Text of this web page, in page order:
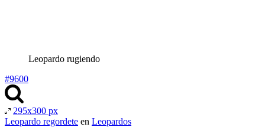
Leopardo rugiendo
#9600
295x300 px
Leopardo regordete en Leopardos